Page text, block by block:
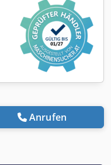
Anrufen